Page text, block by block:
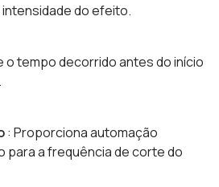
intensidade do efeito.
o tempo decorrido antes do início
: Proporciona automação
para a frequência de corte do